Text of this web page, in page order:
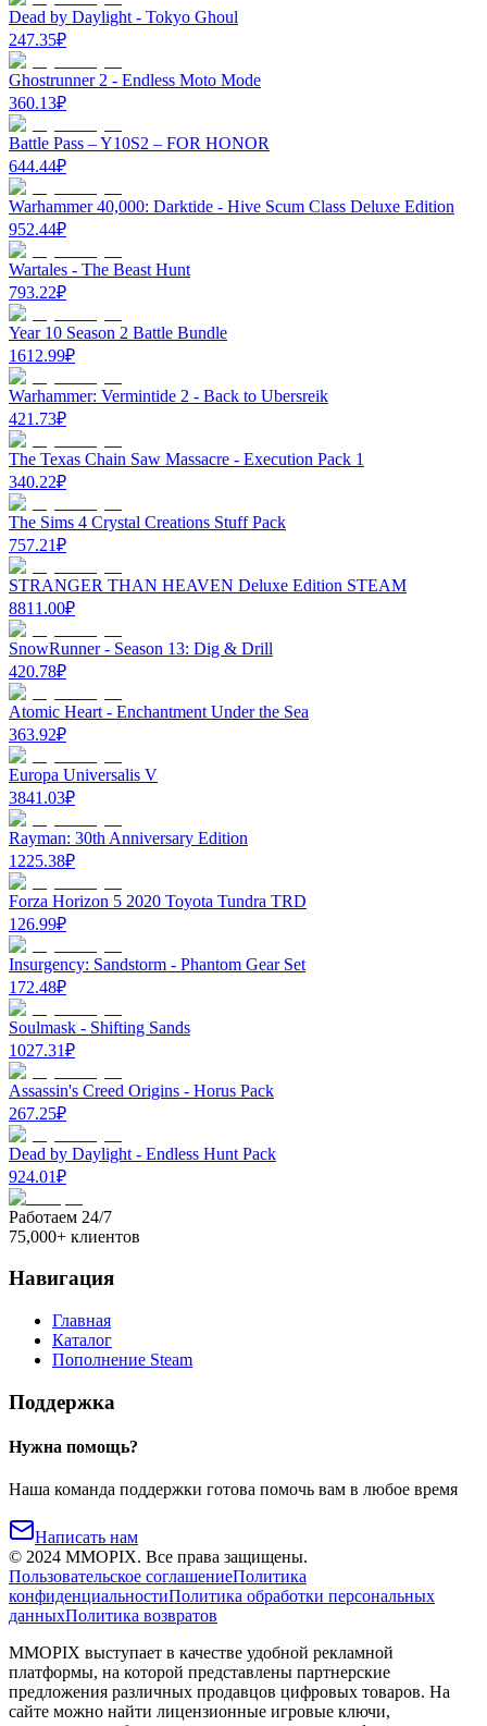
Dead by Daylight - Tokyo Ghoul
247.35₽
Ghostrunner 2 - Endless Moto Mode
360.13₽
Battle Pass – Y10S2 – FOR HONOR
644.44₽
Warhammer 40,000: Darktide - Hive Scum Class Deluxe Edition
952.44₽
Wartales - The Beast Hunt
793.22₽
Year 10 Season 2 Battle Bundle
1612.99₽
Warhammer: Vermintide 2 - Back to Ubersreik
421.73₽
The Texas Chain Saw Massacre - Execution Pack 1
340.22₽
The Sims 4 Crystal Creations Stuff Pack
757.21₽
STRANGER THAN HEAVEN Deluxe Edition STEAM
8811.00₽
SnowRunner - Season 13: Dig & Drill
420.78₽
Atomic Heart - Enchantment Under the Sea
363.92₽
Europa Universalis V
3841.03₽
Rayman: 30th Anniversary Edition
1225.38₽
Forza Horizon 5 2020 Toyota Tundra TRD
126.99₽
Insurgency: Sandstorm - Phantom Gear Set
172.48₽
Soulmask - Shifting Sands
1027.31₽
Assassin's Creed Origins - Horus Pack
267.25₽
Dead by Daylight - Endless Hunt Pack
924.01₽
Работаем 24/7
75,000+ клиентов
Навигация
Главная
Каталог
Пополнение Steam
Поддержка
Нужна помощь?
Наша команда поддержки готова помочь вам в любое время
Написать нам
© 2024 MMOPIX. Все права защищены.
Пользовательское соглашениеПолитика
конфиденциальностиПолитика обработки персональных
данныхПолитика возвратов
MMOPIX выступает в качестве удобной рекламной
платформы, на которой представлены партнерские
предложения различных продавцов цифровых товаров. На
сайте можно найти лицензионные игровые ключи,